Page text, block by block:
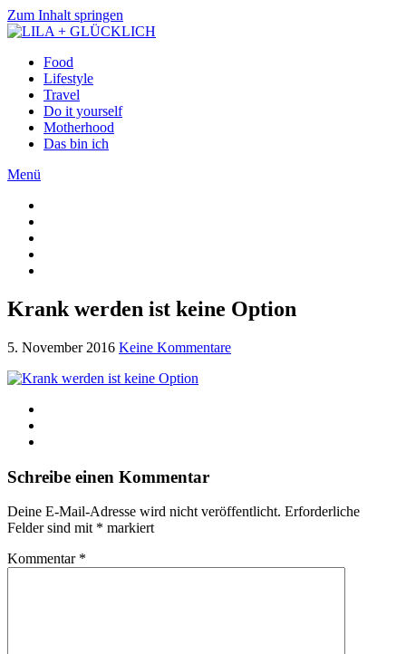
Zum Inhalt springen
Food
Lifestyle
Travel
Do it yourself
Motherhood
Das bin ich
Menü
Krank werden ist keine Option
5. November 2016 Keine Kommentare
Schreibe einen Kommentar
Deine E-Mail-Adresse wird nicht veröffentlicht. Erforderliche
Felder sind mit * markiert
Kommentar *